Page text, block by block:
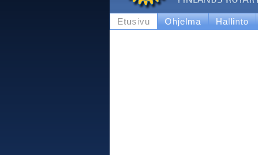
Etusivu Ohjelma Hallinto